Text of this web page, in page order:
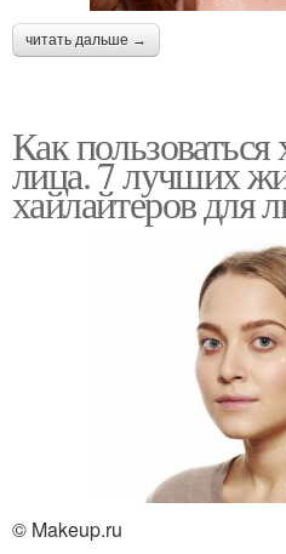
читать дальше →
Как
лица. 7 лучших
хайлайтеров для
© Makeup.ru